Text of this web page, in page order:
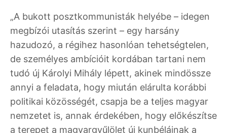
„A bukott posztkommunisták helyébe – idegen
megbízói utasítás szerint – egy harsány
hazudozó, a régihez hasonlóan tehetségtelen,
de személyes ambícióit kordában tartani nem
tudó új Károlyi Mihály lépett, akinek mindössze
annyi a feladata, hogy miután elárulta korábbi
politikai közösségét, csapja be a teljes magyar
nemzetet is, annak érdekében, hogy előkészítse
a terepet a magyargyűlölet új kunbéláinak a